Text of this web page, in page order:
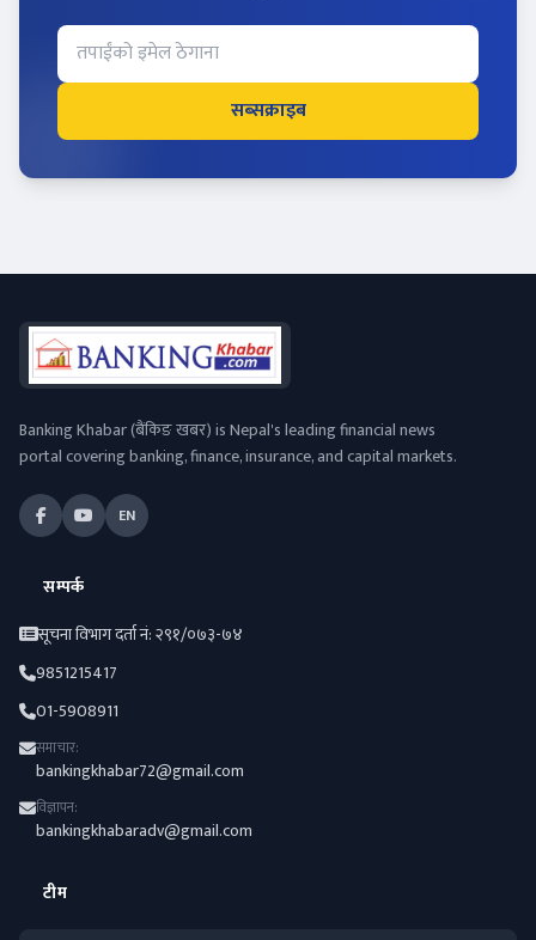
सब्सक्राइब
Banking Khabar (बैंकिङ खबर) is Nepal's leading financial news
portal covering banking, finance, insurance, and capital markets.
EN
सम्पर्क
सूचना विभाग दर्ता नं: २९१/०७३-७४
9851215417
01-5908911
समाचार:
bankingkhabar72@gmail.com
विज्ञापन:
bankingkhabaradv@gmail.com
टीम